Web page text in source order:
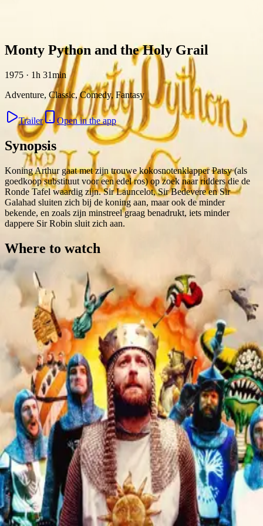
Monty Python and the Holy Grail
1975 · 1h 31min
Adventure, Classic, Comedy, Fantasy
Trailer Open in the app
Synopsis
Koning Arthur gaat met zijn trouwe kokosnotenklapper Patsy (als
goedkoop substituut voor een edel ros) op zoek naar ridders die de
Ronde Tafel waardig zijn. Sir Launcelot, Sir Bedevere en Sir
Galahad sluiten zich bij de koning aan, maar ook de minder
bekende, en zoals zijn minstreel graag benadrukt, iets minder
dappere Sir Robin sluit zich aan.
Where to watch
ContactFeedback Privacy
Terms
2026 Byoscoop a product of Boydroid B.V.